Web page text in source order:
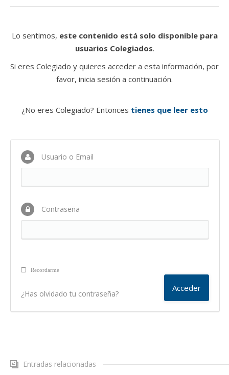
Lo sentimos, este contenido está solo disponible para
usuarios Colegiados.
Si eres Colegiado y quieres acceder a esta información, por
favor, inicia sesión a continuación.
¿No eres Colegiado? Entonces tienes que leer esto
Usuario o Email
Contraseña
Recordarme
¿Has olvidado tu contraseña?
Entradas relacionadas